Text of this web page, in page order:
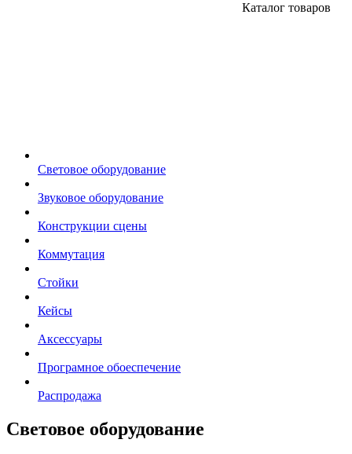
Каталог товаров
Световое оборудование
Звуковое оборудование
Конструкции сцены
Коммутация
Стойки
Кейсы
Аксессуары
Програмное обоеспечение
Распродажа
Световое оборудование